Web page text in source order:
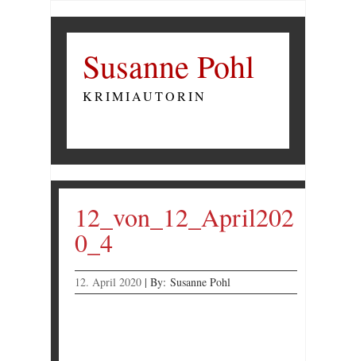
Susanne Pohl
KRIMIAUTORIN
12_von_12_April202
0_4
12. April 2020 | By: Susanne Pohl